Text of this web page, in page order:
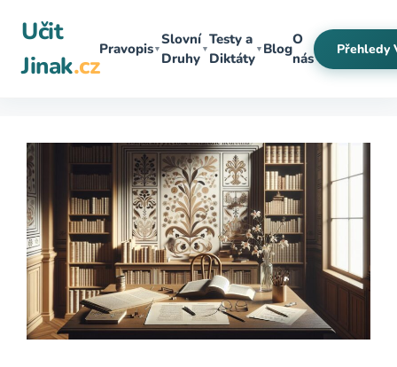
obsah
Učit
Jinak.cz
Pravopis▼
Slovní
Druhy
▼
Testy a
Diktáty
▼ Blog
O
nás
Přehledy